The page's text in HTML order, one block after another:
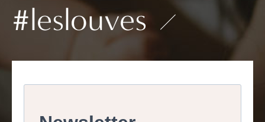
#leslouves